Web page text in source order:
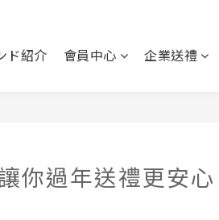
ド紹介 會員中心 企業送禮
你過年送禮更安心